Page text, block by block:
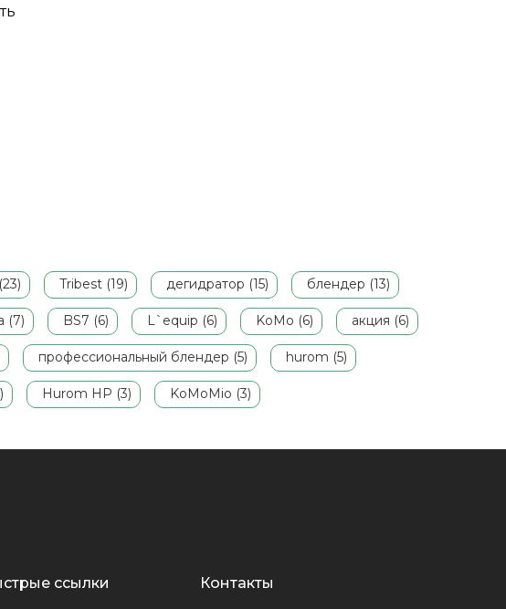
Tribest (19) дегидратор (15) блендер (13)
(7) BS7 (6) L`equip (6) KoMo (6) акция (6)
профессиональный блендер (5) hurom (5)
Hurom HP (3) KoMoMio (3)
ссылки
Контакты